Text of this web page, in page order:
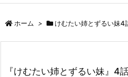
ホーム > けむたい姉とずるい妹4
『けむたい姉とずるい妹』4